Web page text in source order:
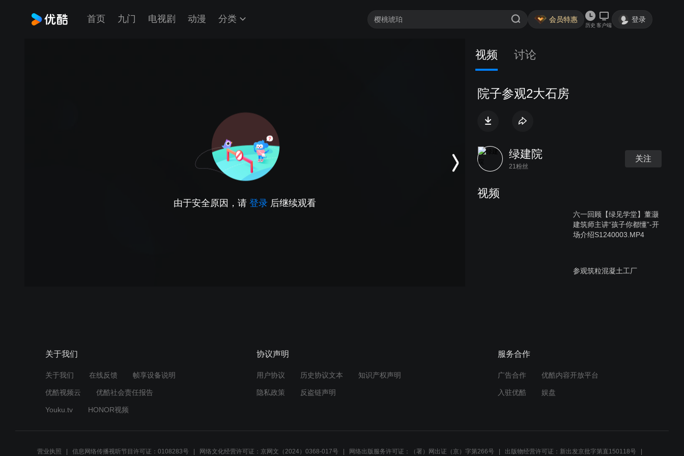
首页 九门 电视剧 动漫 分类 会员特惠
历史 客户端
登录
由于安全原因，请 登录 后继续观看
视频 讨论
院子参观2大石房
绿建院
21粉丝
关注
视频
六一回顾【绿见学堂】董灏
建筑师主讲“孩子你都懂”-开
场介绍S1240003.MP4
参观筑粒混凝土工厂
关于我们
关于我们 在线反馈 帧享设备说明
优酷视频云 优酷社会责任报告
Youku.tv HONOR视频
协议声明
用户协议 历史协议文本 知识产权声明
隐私政策 反盗链声明
服务合作
广告合作 优酷内容开放平台
入驻优酷 娱盘
营业执照 信息网络传播视听节目许可证：0108283号 网络文化经营许可证：京网文（2024）0368-017号 网络出版服务许可证：（署）网出证（京）字第266号 出版物经营许可证：新出发京批字第直150118号